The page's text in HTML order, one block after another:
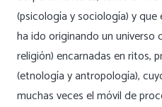
(psicología y sociología) y
ha ido originando un universo
religión) encarnadas en ritos,
(etnología y antropología),
muchas veces el móvil de